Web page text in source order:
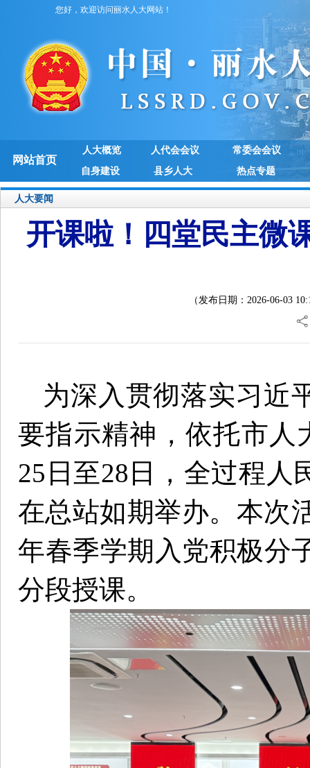
您好，欢迎访问丽水人大网站！
网站首页
人大概览 人代会会议
常委会会议
自身建设
县乡人大 热点专题
人大要闻
开课啦！四堂民主微
（发布日期：2026-06-03
为深入贯彻落实习近
要指示精神，依托市人
25日至28日，全过程人
在总站如期举办。本次
年春季学期入党积极分
分段授课。